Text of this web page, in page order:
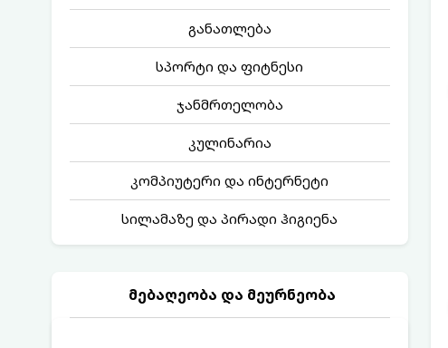
განათლება
სპორტი და ფიტნესი
ჯანმრთელობა
კულინარია
კომპიუტერი და ინტერნეტი
სილამაზე და პირადი ჰიგიენა
მებაღეობა და მეურნეობა